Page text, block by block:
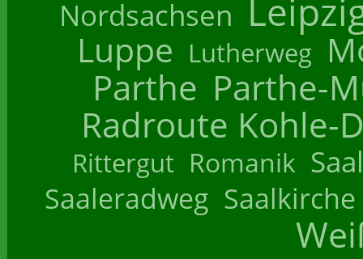
Nordsachsen
Luppe Lutherweg
Parthe Parthe-
Radroute Kohle-
Rittergut Romanik
Saaleradweg Saalkirche